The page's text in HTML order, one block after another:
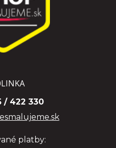
/ 422 330
platby: